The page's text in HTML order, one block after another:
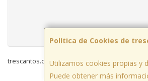
Política de Cookies de
Utilizamos cookies propias y
Puede obtener más
trescantos.com © 2026